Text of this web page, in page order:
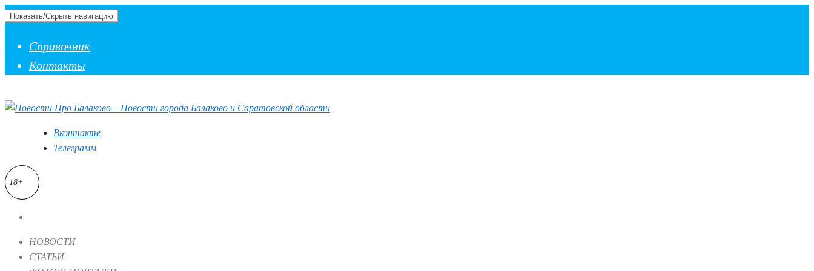
Показать/Скрыть навигацию
Справочник
Контакты
Вконтакте
Телеграмм
18+
НОВОСТИ
СТАТЬИ